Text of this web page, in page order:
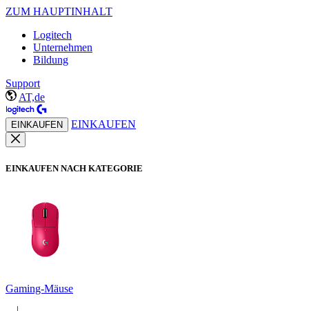
ZUM HAUPTINHALT
Logitech
Unternehmen
Bildung
Support
AT,de
EINKAUFEN EINKAUFEN
EINKAUFEN NACH KATEGORIE
Gaming-Mäuse